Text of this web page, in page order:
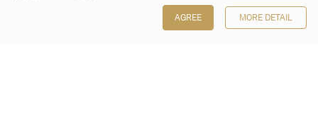
AGREE MORE DETAIL